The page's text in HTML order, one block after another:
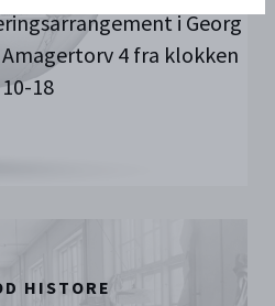
i Georg
4 fra klokken
10-18
HISTORE